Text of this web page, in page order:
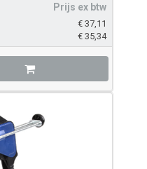
Prijs ex btw
€ 37,11
€ 35,34